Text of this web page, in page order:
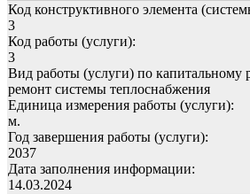
Код конструктивного элемента
3
Код работы (услуги):
3
Вид работы (услуги) по капитальному
ремонт системы теплоснабжения
Единица измерения работы (услуги):
м.
Год завершения работы (услуги):
2037
Дата заполнения информации:
14.03.2024